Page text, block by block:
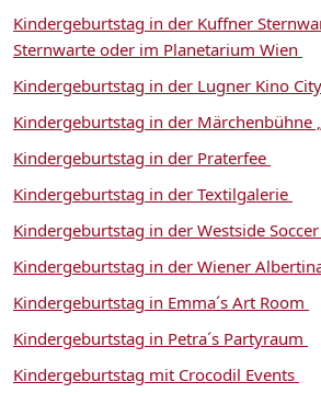
Kindergeburtstag in der Kuffner
Sternwarte oder im Planetarium Wien
Kindergeburtstag in der Lugner Kino City
Kindergeburtstag in der Märchenbühne
Kindergeburtstag in der Praterfee
Kindergeburtstag in der Textilgalerie
Kindergeburtstag in der Westside
Kindergeburtstag in der Wiener
Kindergeburtstag in Emma´s Art Room
Kindergeburtstag in Petra´s Partyraum
Kindergeburtstag mit Crocodil Events